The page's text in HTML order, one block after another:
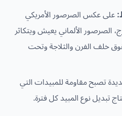
على عكس الصرصور الأمريكي
الصرصور الألماني يعيش ويتكاثر
خلف الفرن والثلاجة وتحت
تصبح مقاومة للمبيدات التي
تبديل نوع المبيد كل فترة.